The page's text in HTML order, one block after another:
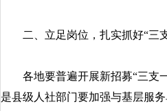
二、立足岗位，扎实抓好“三
各地要普遍开展新招募“三支
是县级人社部门要加强与基层服